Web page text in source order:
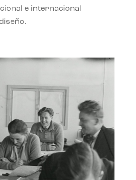
e internacional